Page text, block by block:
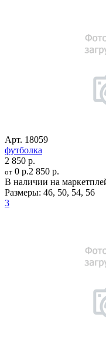
Арт. 18059
футболка
2 850 р.
от 0 р.2 850 р.
В наличии на
Размеры: 46, 50, 54, 56
3